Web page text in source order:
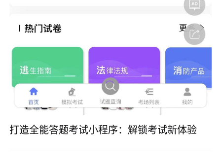
打造全能答题考试小程序：解锁考试新体验